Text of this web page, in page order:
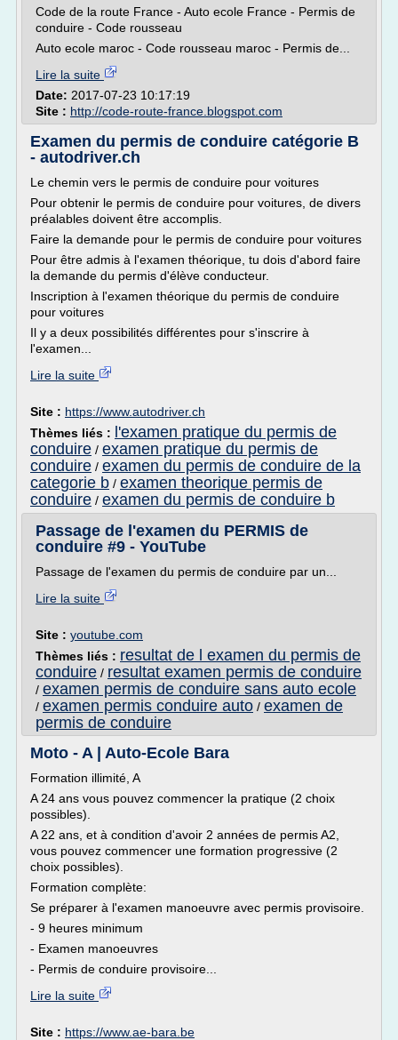
Code de la route France - Auto ecole France - Permis de
conduire - Code rousseau
Auto ecole maroc - Code rousseau maroc - Permis de...
Lire la suite
Date: 2017-07-23 10:17:19
Site : http://code-route-france.blogspot.com
Examen du permis de conduire catégorie B
- autodriver.ch
Le chemin vers le permis de conduire pour voitures
Pour obtenir le permis de conduire pour voitures, de divers
préalables doivent être accomplis.
Faire la demande pour le permis de conduire pour voitures
Pour être admis à l'examen théorique, tu dois d'abord faire
la demande du permis d'élève conducteur.
Inscription à l'examen théorique du permis de conduire
pour voitures
Il y a deux possibilités différentes pour s'inscrire à
l'examen...
Lire la suite
Site : https://www.autodriver.ch
Thèmes liés :
l'examen pratique du permis de
conduire / examen pratique du permis de
conduire / examen du permis de conduire de la
categorie b / examen theorique permis de
conduire / examen du permis de conduire b
Passage de l'examen du PERMIS de
conduire #9 - YouTube
Passage de l'examen du permis de conduire par un...
Lire la suite
Site : youtube.com
Thèmes liés : resultat de l examen du permis de
conduire / resultat examen permis de conduire
/ examen permis de conduire sans auto ecole
/ examen permis conduire auto / examen de
permis de conduire
Moto - A | Auto-Ecole Bara
Formation illimité, A
A 24 ans vous pouvez commencer la pratique (2 choix
possibles).
A 22 ans, et à condition d'avoir 2 années de permis A2,
vous pouvez commencer une formation progressive (2
choix possibles).
Formation complète:
Se préparer à l'examen manoeuvre avec permis provisoire.
- 9 heures minimum
- Examen manoeuvres
- Permis de conduire provisoire...
Lire la suite
Site : https://www.ae-bara.be